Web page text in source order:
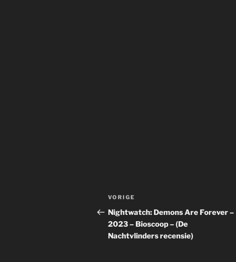
Bericht
navigatie
Vorig
bericht
VORIGE
Nightwatch: Demons Are Forever –
2023 – Bioscoop – (De
Nachtvlinders recensie)